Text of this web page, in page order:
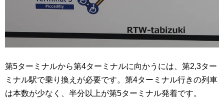
第5ターミナルから第4ターミナルに向かうには、第2,3ター
ミナル駅で乗り換えが必要です。第4ターミナル行きの列車
は本数が少なく、半分以上が第5ターミナル発着です。